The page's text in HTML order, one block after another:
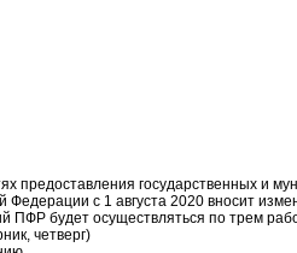
государственных и
с 1 августа 2020 вносит
будет осуществляться по трем
четверг)